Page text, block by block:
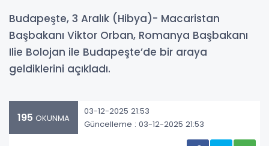
Budapeşte, 3 Aralık (Hibya)- Macaristan
Başbakanı Viktor Orban, Romanya Başbakanı
Ilie Bolojan ile Budapeşte’de bir araya
geldiklerini açıkladı.
195 OKUNMA
03-12-2025 21:53
Güncelleme : 03-12-2025 21:53